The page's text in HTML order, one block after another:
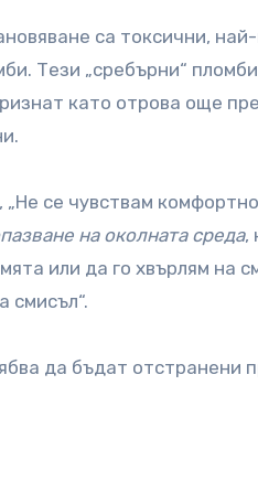
са токсични,
Тези „сребърни“
като отрова още
се чувствам
на околната среда,
или да го хвърлям на
смисъл“.
да бъдат отстранени